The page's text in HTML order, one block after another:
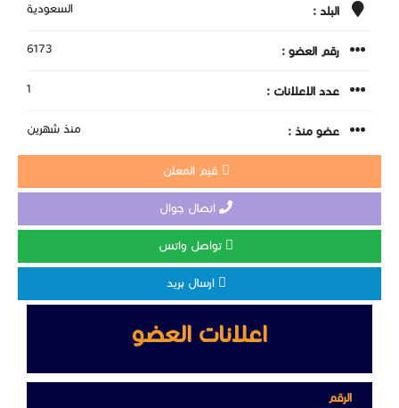
البلد : السعودية
رقم العضو : 6173
عدد الاعلانات : 1
عضو منذ : منذ شهرين
قيم المعلن
اتصال جوال
تواصل واتس
ارسال بريد
اعلانات العضو
الرقم